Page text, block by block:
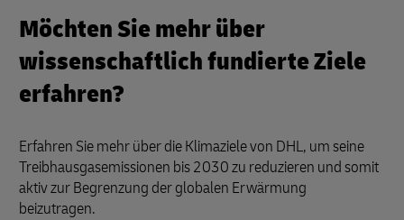
Möchten Sie mehr über
wissenschaftlich fundierte Ziele
erfahren?
Erfahren Sie mehr über die Klimaziele von DHL, um seine
Treibhausgasemissionen bis 2030 zu reduzieren und somit
aktiv zur Begrenzung der globalen Erwärmung
beizutragen.